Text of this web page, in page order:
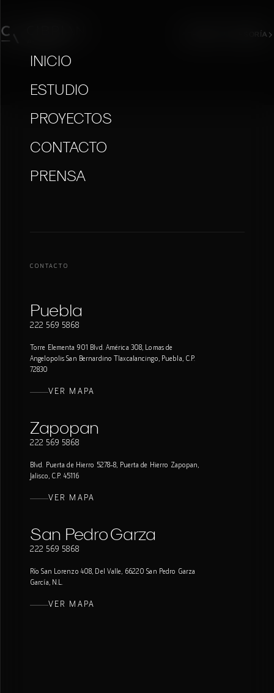
contenido
AGENDA TU ASESORÍA
CONTACTO
Puebla
222 569 5868
Torre Elementa 901 Blvd. América 308, Lomas de
Angelopolis San Bernardino Tlaxcalancingo, Puebla, C.P.
72830
VER MAPA
Zapopan
222 569 5868
Blvd. Puerta de Hierro 5278-8, Puerta de Hierro Zapopan,
Jalisco, C.P. 45116
VER MAPA
San Pedro Garza
222 569 5868
Río San Lorenzo 408, Del Valle, 66220 San Pedro Garza
García, N.L.
VER MAPA
INICIO
ESTUDIO
PROYECTOS
CONTACTO
PRENSA